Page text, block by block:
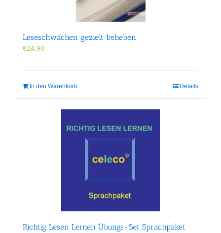
Leseschwächen gezielt beheben
€24,90
In den Warenkorb Details
Richtig Lesen Lernen Übungs-Set Sprachpaket